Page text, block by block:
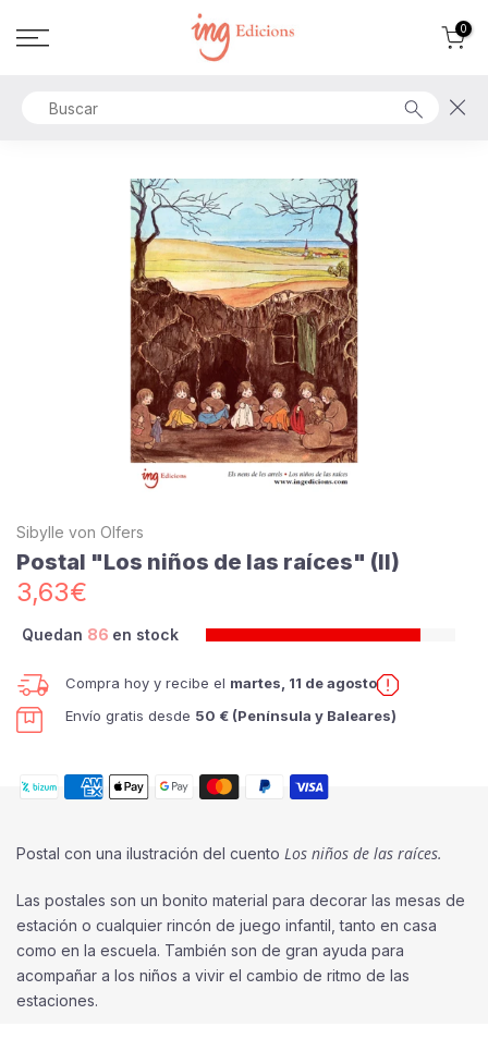
al
0
Sibylle von Olfers
Postal "Los niños de las raíces" (II)
3,63€
Quedan 86 en stock
Compra hoy y recibe el martes, 11 de agosto
Envío gratis desde 50 € (Península y Baleares)
Postal con una ilustración del cuento Los niños de las raíces.
Las postales son un bonito material para decorar las mesas de
estación o cualquier rincón de juego infantil, tanto en casa
como en la escuela. También son de gran ayuda para
acompañar a los niños a vivir el cambio de ritmo de las
estaciones.